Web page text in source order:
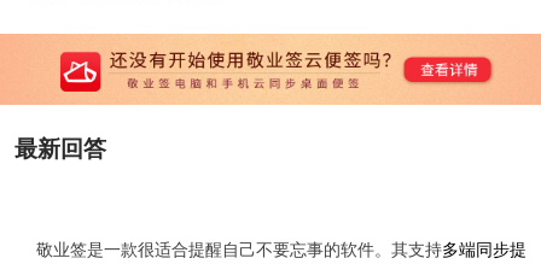
最新回答
敬业签是一款很适合提醒自己不要忘事的软件。其支持多端同步提